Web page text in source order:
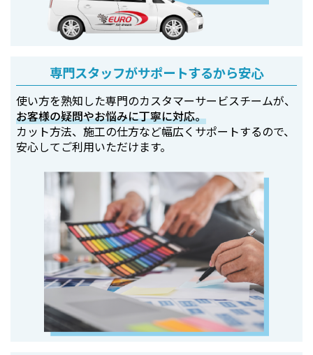
専門スタッフがサポートするから安心
使い方を熟知した専門のカスタマーサービスチームが、
お客様の疑問やお悩みに丁寧に対応。
カット方法、施工の仕方など幅広くサポートするので、
安心してご利用いただけます。